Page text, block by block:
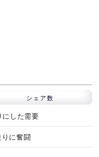
シェア数
にした需要
に奮闘